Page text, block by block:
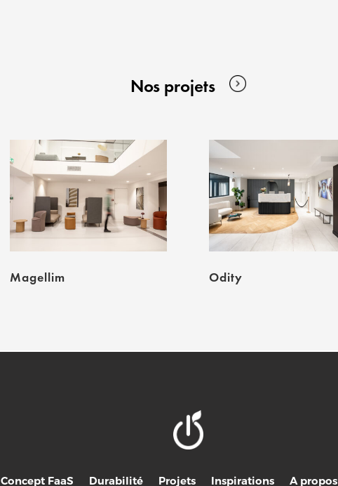
Nos projets
Magellim Odity
Concept FaaS Durabilité Projets Inspirations A propos